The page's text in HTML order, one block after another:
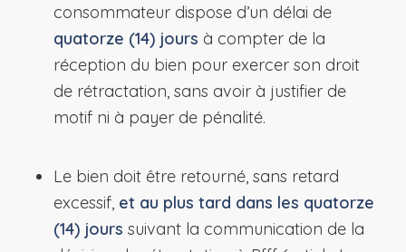
consommateur dispose d’un délai de
quatorze (14) jours à compter de la
réception du bien pour exercer son droit
de rétractation, sans avoir à justifier de
motif ni à payer de pénalité.
Le bien doit être retourné, sans retard
excessif, et au plus tard dans les quatorze
(14) jours suivant la communication de la